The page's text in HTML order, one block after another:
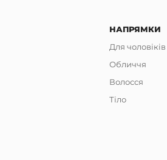
НАПРЯМКИ
Для чоловіків
Обличчя
Волосся
Тіло